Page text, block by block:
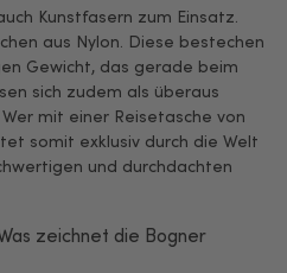
Kunstfasern zum Einsatz.
aus Nylon. Diese bestechen
Gewicht, das gerade beim
sich zudem als überaus
mit einer Reisetasche von
somit exklusiv durch die Welt
und durchdachten
zeichnet die Bogner